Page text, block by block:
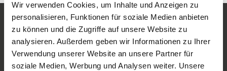
Wir verwenden Cookies, um Inhalte und Anzeigen zu
personalisieren, Funktionen für soziale Medien anbieten
zu können und die Zugriffe auf unsere Website zu
analysieren. Außerdem geben wir Informationen zu Ihrer
Verwendung unserer Website an unsere Partner für
soziale Medien, Werbung und Analysen weiter. Unsere
Hilfe & Kontakt